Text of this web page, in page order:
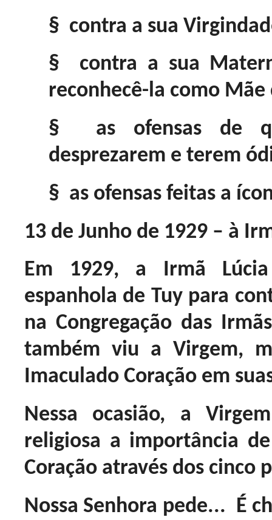
§ contra a sua
§ contra a sua
reconhecê-la como
§ as ofensas de
desprezarem e terem
§ as ofensas feitas a
13 de Junho de 1929 – à
Em 1929, a Irmã
espanhola de Tuy para
na Congregação das
também viu a Virgem,
Imaculado Coração em
Nessa ocasião, a
religiosa a importância
Coração através dos cinco
Nossa Senhora pede... É